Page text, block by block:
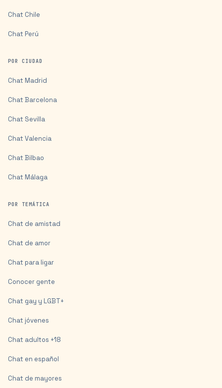
Chat Chile
Chat Perú
POR CIUDAD
Chat Madrid
Chat Barcelona
Chat Sevilla
Chat Valencia
Chat Bilbao
Chat Málaga
POR TEMÁTICA
Chat de amistad
Chat de amor
Chat para ligar
Conocer gente
Chat gay y LGBT+
Chat jóvenes
Chat adultos +18
Chat en español
Chat de mayores